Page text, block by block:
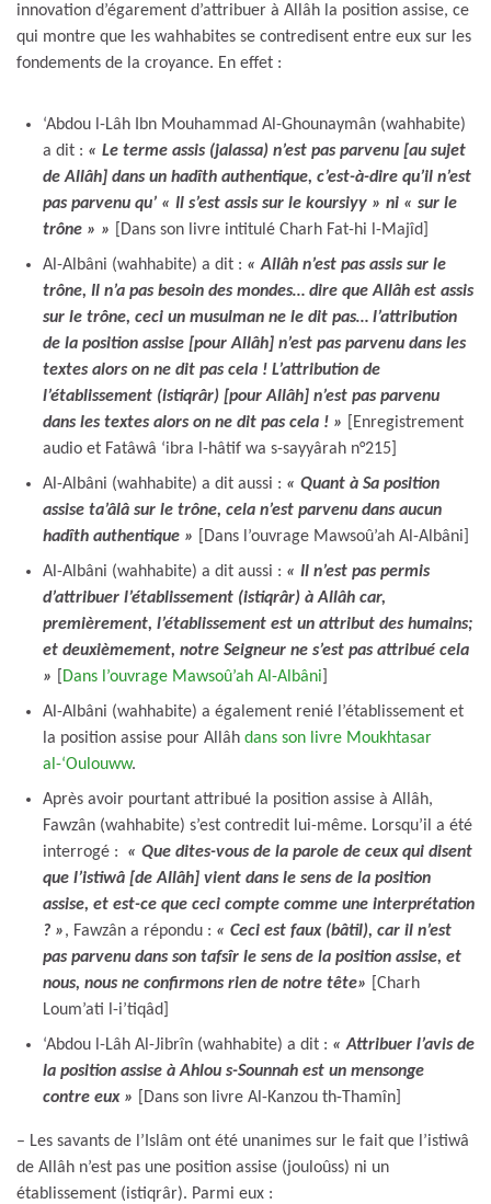
innovation d’égarement d’attribuer à Allâh la position assise, ce
qui montre que les wahhabites se contredisent entre eux sur les
fondements de la croyance. En effet :
‘Abdou l-Lâh Ibn Mouhammad Al-Ghounaymân (wahhabite)
a dit : « Le terme assis (jalassa) n’est pas parvenu [au sujet
de Allâh] dans un hadîth authentique, c’est-à-dire qu’il n’est
pas parvenu qu’ « Il s’est assis sur le koursiyy » ni « sur le
trône » »
[Dans son livre intitulé Charh Fat-hi l-Majîd]
Al-Albâni (wahhabite) a dit : « Allâh n’est pas assis sur le
trône, Il n’a pas besoin des mondes… dire que Allâh est assis
sur le trône, ceci un musulman ne le dit pas… l’attribution
de la position assise [pour Allâh] n’est pas parvenu dans les
textes alors on ne dit pas cela ! L’attribution de
l’établissement (istiqrâr) [pour Allâh] n’est pas parvenu
dans les textes alors on ne dit pas cela ! »
[Enregistrement
audio et Fatâwâ ‘ibra l-hâtif wa s-sayyârah n°215]
Al-Albâni (wahhabite) a dit aussi : « Quant à Sa position
assise ta’âlâ sur le trône, cela n’est parvenu dans aucun
hadîth authentique »
[Dans l’ouvrage Mawsoû’ah Al-Albâni]
Al-Albâni (wahhabite) a dit aussi : « Il n’est pas permis
d’attribuer l’établissement (istiqrâr) à Allâh car,
premièrement, l’établissement est un attribut des humains;
et deuxièmement, notre Seigneur ne s’est pas attribué cela
»
Dans l’ouvrage Mawsoû’ah Al-Albâni
Al-Albâni (wahhabite) a également renié l’établissement et
la position assise pour Allâh dans son livre Moukhtasar
al-‘Oulouww.
Après avoir pourtant attribué la position assise à Allâh,
Fawzân (wahhabite) s’est contredit lui-même. Lorsqu’il a été
interrogé : « Que dites-vous de la parole de ceux qui disent
que l’istiwâ [de Allâh] vient dans le sens de la position
assise, et est-ce que ceci compte comme une interprétation
? », Fawzân a répondu : « Ceci est faux (bâtil), car il n’est
pas parvenu dans son tafsîr le sens de la position assise, et
nous, nous ne confirmons rien de notre tête»
[Charh
Loum’ati l-i’tiqâd]
‘Abdou l-Lâh Al-Jibrîn (wahhabite) a dit : « Attribuer l’avis de
la position assise à Ahlou s-Sounnah est un mensonge
contre eux » [Dans son livre Al-Kanzou th-Thamîn]
– Les savants de l’Islâm ont été unanimes sur le fait que l’istiwâ
de Allâh n’est pas une position assise (jouloûss) ni un
établissement (istiqrâr). Parmi eux :